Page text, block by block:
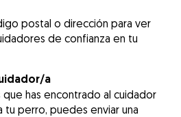
postal o dirección para ver
de confianza en tu
a
que has encontrado al cuidador
perro, puedes enviar una